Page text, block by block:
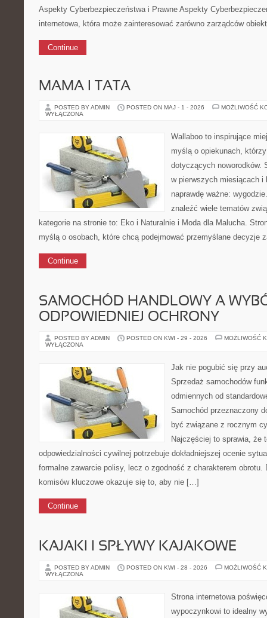
Aspekty Cyberbezpieczeństwa i Prawne Aspekty
internetowa, która może zainteresować zarówno zarządców
Continue
MAMA I TATA
POSTED BY ADMIN POSTED ON MAJ - 1 - 2026
MOŻLIWOŚĆ
WYŁĄCZONA
Wallaboo to inspirujące
myślą o opiekunach,
dotyczących noworodków.
w pierwszych miesiącach
naprawdę ważne:
znaleźć wiele tematów
kategorie na stronie to: Eko i Naturalnie i Moda dla Malucha.
myślą o osobach, które chcą podejmować przemyślane decyzje
Continue
SAMOCHÓD HANDLOWY A
ODPOWIEDNIEJ OCHRONY
POSTED BY ADMIN POSTED ON KWI - 29 - 2026
MOŻLIWOŚĆ
WYŁĄCZONA
Jak nie pogubić się przy
Sprzedaż samochodów
odmiennych od
Samochód przeznaczony
być związane z rocznym
Najczęściej to sprawia, że
odpowiedzialności cywilnej potrzebuje dokładniejszej ocenie
formalne zawarcie polisy, lecz o zgodność z charakterem obrotu.
komisów kluczowe okazuje się to, aby nie […]
Continue
KAJAKI I SPŁYWY KAJAKOWE
POSTED BY ADMIN POSTED ON KWI - 28 - 2026
MOŻLIWOŚĆ
WYŁĄCZONA
Strona internetowa
wypoczynkowi to idealny